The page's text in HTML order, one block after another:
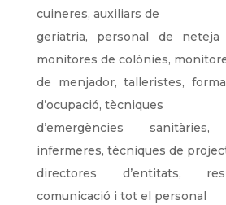
cuineres, auxiliars de
geriatria, personal de
monitores de colònies,
de menjador, talleristes,
d’ocupació, tècniques
d’emergències sanitàries,
infermeres, tècniques de
directores d’entitats,
comunicació i tot el personal